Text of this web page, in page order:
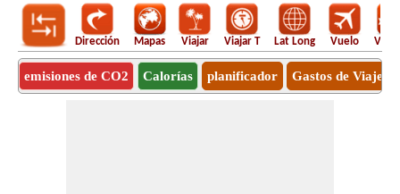
Dirección Mapas Viajar Viajar T Lat Long Vuelo
emisiones de CO2 Calorías planificador Gastos de Viaje